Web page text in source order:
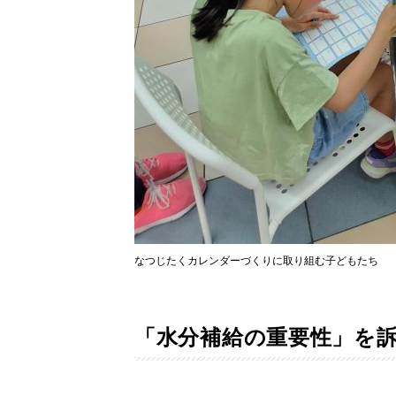
なつじたくカレンダーづくりに取り組む子どもたち
「水分補給の重要性」を